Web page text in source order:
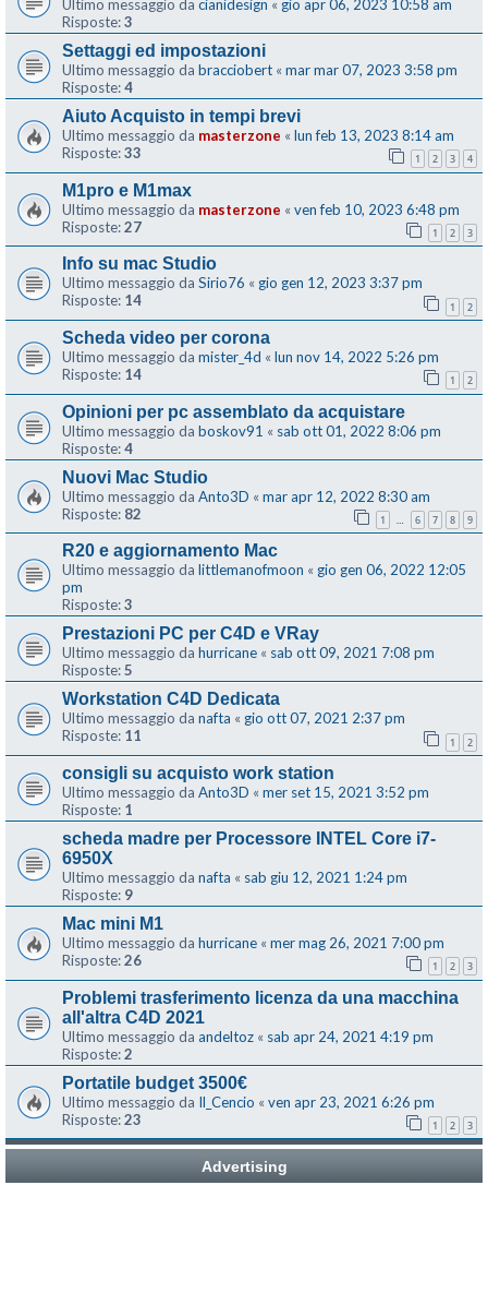
Ultimo messaggio da cianidesign « gio apr 06, 2023 10:58 am
Risposte:3
Settaggi ed impostazioni
Ultimo messaggio da bracciobert « mar mar 07, 2023 3:58 pm
Risposte:4
Aiuto Acquisto in tempi brevi
Ultimo messaggio da masterzone « lun feb 13, 2023 8:14 am
Risposte:33 1 2 3 4
M1pro e M1max
Ultimo messaggio da masterzone « ven feb 10, 2023 6:48 pm
Risposte:27 1 2 3
Info su mac Studio
Ultimo messaggio da Sirio76 « gio gen 12, 2023 3:37 pm
Risposte: 14 1 2
Scheda video per corona
Ultimo messaggio da mister_4d « lun nov 14, 2022 5:26 pm
Risposte: 14 1 2
Opinioni per pc assemblato da acquistare
Ultimo messaggio da boskov91 « sab ott 01, 2022 8:06 pm
Risposte:4
Nuovi Mac Studio
Ultimo messaggio da Anto3D « mar apr 12, 2022 8:30 am
Risposte: 82 1 … 6 7 8 9
R20 e aggiornamento Mac
Ultimo messaggio da littlemanofmoon « gio gen 06, 2022 12:05
pm
Risposte:3
Prestazioni PC per C4D e VRay
Ultimo messaggio da hurricane « sab ott 09, 2021 7:08 pm
Risposte:5
Workstation C4D Dedicata
Ultimo messaggio da nafta « gio ott 07, 2021 2:37 pm
Risposte: 11 1 2
consigli su acquisto work station
Ultimo messaggio da Anto3D « mer set 15, 2021 3:52 pm
Risposte: 1
scheda madre per Processore INTEL Core i7-
6950X
Ultimo messaggio da nafta « sab giu 12, 2021 1:24 pm
Risposte: 9
Mac mini M1
Ultimo messaggio da hurricane « mer mag 26, 2021 7:00 pm
Risposte:26 1 2 3
Problemi trasferimento licenza da una macchina
all'altra C4D 2021
Ultimo messaggio da andeltoz « sab apr 24, 2021 4:19 pm
Risposte:2
Portatile budget 3500€
Ultimo messaggio da Il_Cencio « ven apr 23, 2021 6:26 pm
Risposte:23 1 2 3
Advertising